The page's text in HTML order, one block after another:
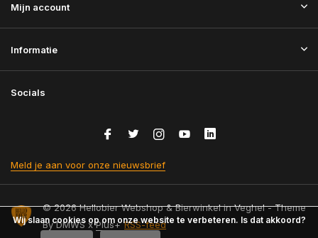
Mijn account
Informatie
Socials
Meld je aan voor onze nieuwsbrief
© 2026 Hellobier Webshop & Bierwinkel in Veghel - Theme
ByDMWSxPlus+ RSS-feed
Wij slaan cookies op om onze website te verbeteren. Is dat akkoord?